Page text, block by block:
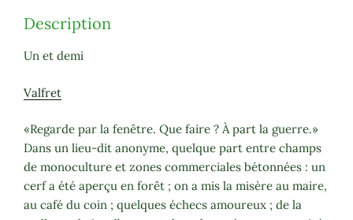
Description
Un et demi
Valfret
«Regarde par la fenêtre. Que faire ? À part la guerre.»
Dans un lieu-dit anonyme, quelque part entre champs
de monoculture et zones commerciales bétonnées : un
cerf a été aperçu en forêt ; on a mis la misère au maire,
au café du coin ; quelques échecs amoureux ; de la